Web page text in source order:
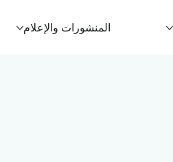
المنشورات والإعلام